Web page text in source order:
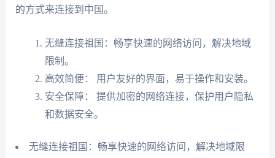
的方式来连接到中国。
无缝连接祖国：畅享快速的网络访问，解决地域
限制。
高效简便： 用户友好的界面，易于操作和安装。
安全保障： 提供加密的网络连接，保护用户隐私
和数据安全。
无缝连接祖国：畅享快速的网络访问，解决地域限